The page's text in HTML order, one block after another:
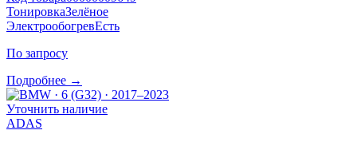
ТонировкаЗелёное
ЭлектрообогревЕсть
По запросу
Подробнее →
Уточнить наличие
ADAS